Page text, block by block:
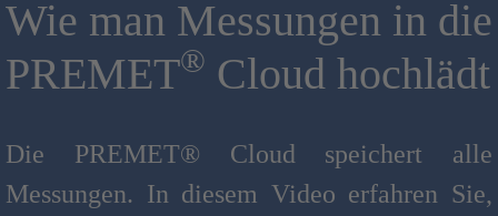
Wie man Messungen in die
PREMET® Cloud hochlädt
Die PREMET® Cloud speichert alle
Messungen. In diesem Video erfahren Sie,